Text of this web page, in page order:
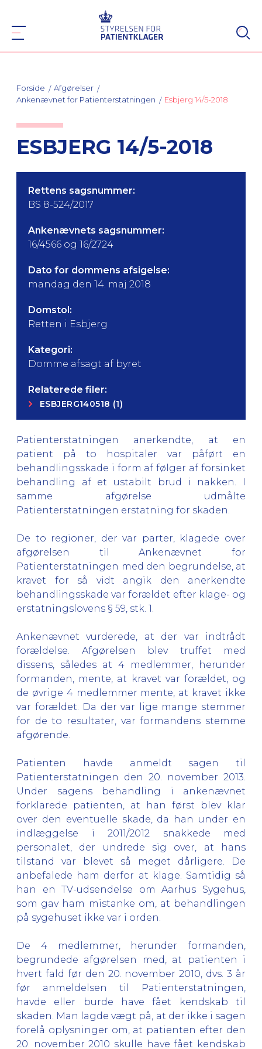
Forside
Afgørelser
Ankenævnet for Patienterstatningen
Esbjerg 14/5-2018
ESBJERG 14/5-2018
Rettens sagsnummer:
BS 8-524/2017
Ankenævnets sagsnummer:
16/4566 og 16/2724
Dato for dommens afsigelse:
mandag den 14. maj 2018
Domstol:
Retten i Esbjerg
Kategori:
Domme afsagt af byret
Relaterede filer:
ESBJERG140518 (1)
Patienterstatningen anerkendte, at en
patient på to hospitaler var påført en
behandlingsskade i form af følger af forsinket
behandling af et ustabilt brud i nakken. I
samme afgørelse udmålte
Patienterstatningen erstatning for skaden.
De to regioner, der var parter, klagede over
afgørelsen til Ankenævnet for
Patienterstatningen med den begrundelse, at
kravet for så vidt angik den anerkendte
behandlingsskade var forældet efter klage- og
erstatningslovens § 59, stk. 1.
Ankenævnet vurderede, at der var indtrådt
forældelse. Afgørelsen blev truffet med
dissens, således at 4 medlemmer, herunder
formanden, mente, at kravet var forældet, og
de øvrige 4 medlemmer mente, at kravet ikke
var forældet. Da der var lige mange stemmer
for de to resultater, var formandens stemme
afgørende.
Patienten havde anmeldt sagen til
Patienterstatningen den 20. november 2013.
Under sagens behandling i ankenævnet
forklarede patienten, at han først blev klar
over den eventuelle skade, da han under en
indlæggelse i 2011/2012 snakkede med
personalet, der undrede sig over, at hans
tilstand var blevet så meget dårligere. De
anbefalede ham derfor at klage. Samtidig så
han en TV-udsendelse om Aarhus Sygehus,
som gav ham mistanke om, at behandlingen
på sygehuset ikke var i orden.
De 4 medlemmer, herunder formanden,
begrundede afgørelsen med, at patienten i
hvert fald før den 20. november 2010, dvs. 3 år
før anmeldelsen til Patienterstatningen,
havde eller burde have fået kendskab til
skaden. Man lagde vægt på, at der ikke i sagen
forelå oplysninger om, at patienten efter den
20. november 2010 skulle have fået kendskab